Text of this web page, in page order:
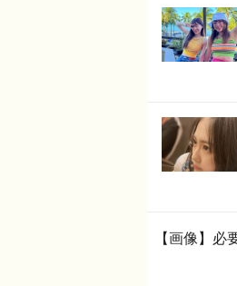
【画像】